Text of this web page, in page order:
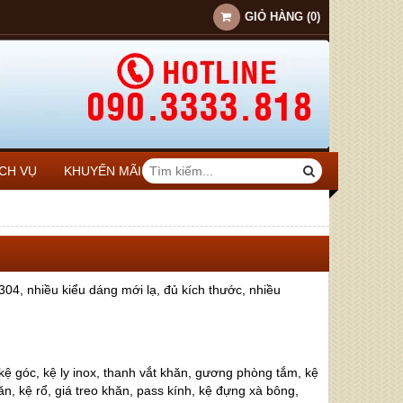
GIỎ HÀNG (0)
VỤ KHUYẾN MÃI
nhiều kiểu dáng mới lạ, đủ kích thước, nhiều
góc, kệ ly inox, thanh vắt khăn, gương phòng tắm, kệ
kệ rổ, giá treo khăn, pass kính, kệ đựng xà bông,